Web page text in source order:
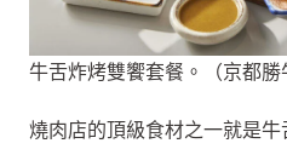
牛舌炸烤雙饗套餐。（京都勝
燒肉店的頂級食材之一就是